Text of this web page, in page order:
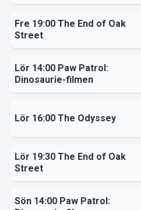
Fre 19:00 The End of Oak
Street
Lör 14:00 Paw Patrol:
Dinosaurie-filmen
Lör 16:00 The Odyssey
Lör 19:30 The End of Oak
Street
Sön 14:00 Paw Patrol: